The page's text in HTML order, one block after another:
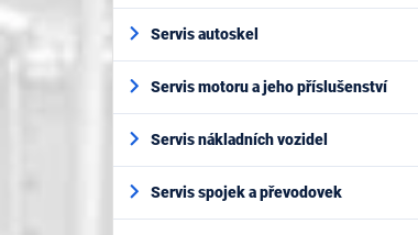
Servis autoskel
Servis motoru a jeho příslušenství
Servis nákladních vozidel
Servis spojek a převodovek